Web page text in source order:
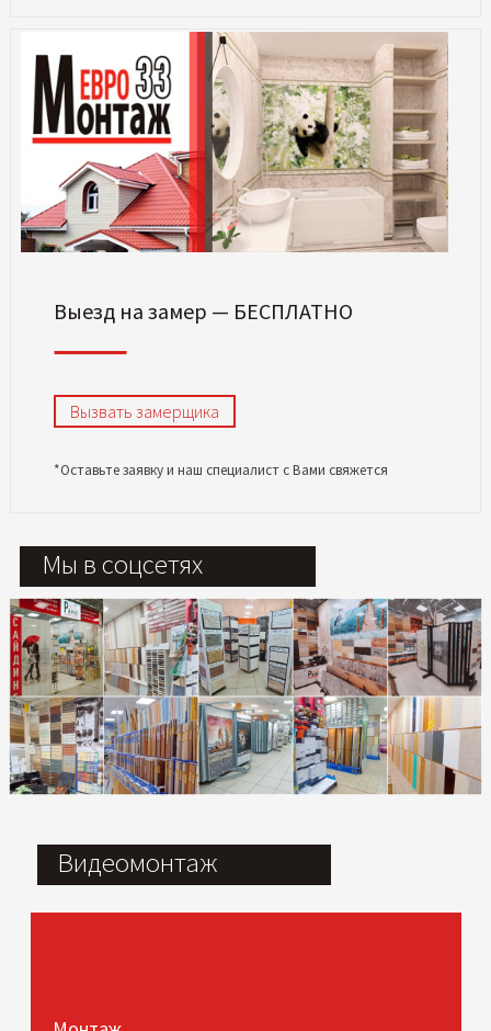
Выезд на замер — БЕСПЛАТНО
Вызвать замерщика
*Оставьте заявку и наш специалист с Вами свяжется
Мы в соцсетях
Видеомонтаж